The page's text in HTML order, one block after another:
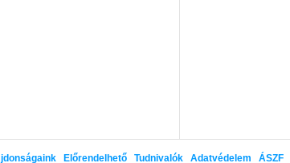
Előrendelhető Tudnivalók Adatvédelem ÁSZF